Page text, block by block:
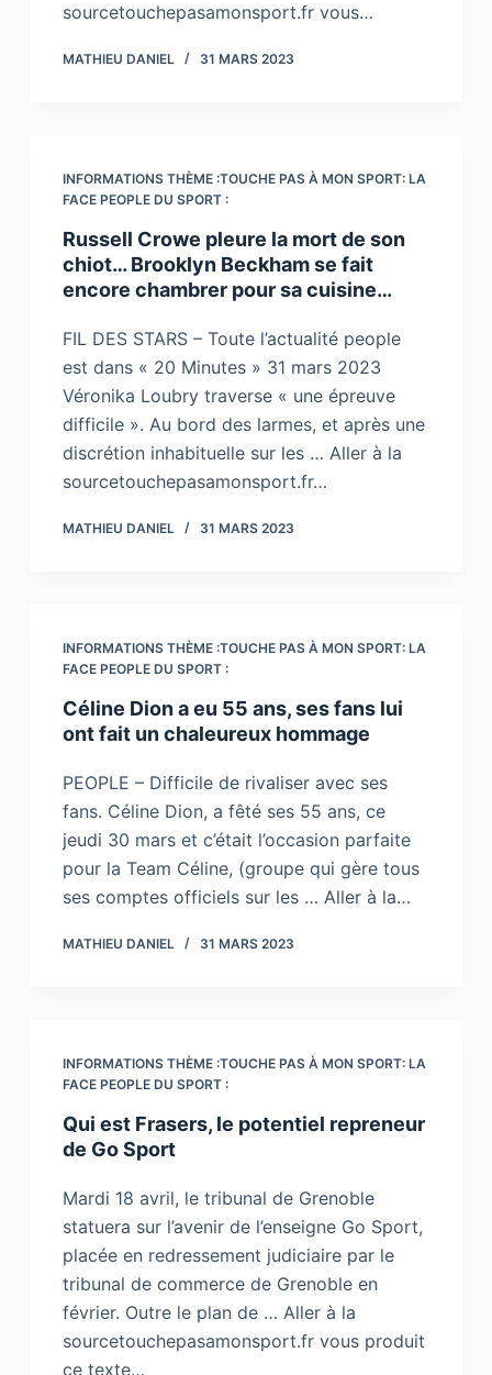
sourcetouchepasamonsport.fr vous…
MATHIEU DANIEL 31 MARS 2023
INFORMATIONS THÈME :TOUCHE PAS À MON SPORT: LA
FACE PEOPLE DU SPORT :
Russell Crowe pleure la mort de son
chiot… Brooklyn Beckham se fait
encore chambrer pour sa cuisine…
FIL DES STARS – Toute l’actualité people
est dans « 20 Minutes » 31 mars 2023
Véronika Loubry traverse « une épreuve
difficile ». Au bord des larmes, et après une
discrétion inhabituelle sur les … Aller à la
sourcetouchepasamonsport.fr…
MATHIEU DANIEL 31 MARS 2023
INFORMATIONS THÈME :TOUCHE PAS À MON SPORT: LA
FACE PEOPLE DU SPORT :
Céline Dion a eu 55 ans, ses fans lui
ont fait un chaleureux hommage
PEOPLE – Difficile de rivaliser avec ses
fans. Céline Dion, a fêté ses 55 ans, ce
jeudi 30 mars et c’était l’occasion parfaite
pour la Team Céline, (groupe qui gère tous
ses comptes officiels sur les … Aller à la…
MATHIEU DANIEL 31 MARS 2023
INFORMATIONS THÈME :TOUCHE PAS À MON SPORT: LA
FACE PEOPLE DU SPORT :
Qui est Frasers, le potentiel repreneur
de Go Sport
Mardi 18 avril, le tribunal de Grenoble
statuera sur l’avenir de l’enseigne Go Sport,
placée en redressement judiciaire par le
tribunal de commerce de Grenoble en
février. Outre le plan de … Aller à la
sourcetouchepasamonsport.fr vous produit
ce texte…